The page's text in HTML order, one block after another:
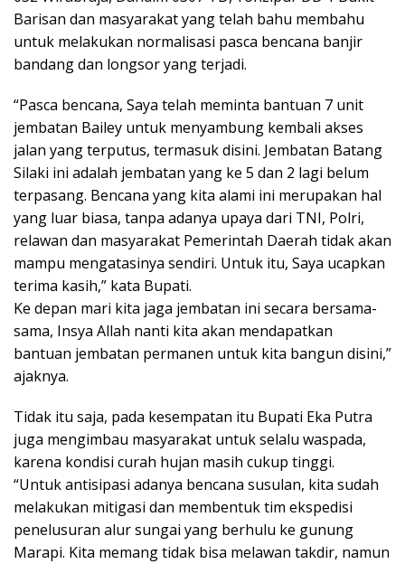
Barisan dan masyarakat yang telah bahu membahu
untuk melakukan normalisasi pasca bencana banjir
bandang dan longsor yang terjadi.
“Pasca bencana, Saya telah meminta bantuan 7 unit
jembatan Bailey untuk menyambung kembali akses
jalan yang terputus, termasuk disini. Jembatan Batang
Silaki ini adalah jembatan yang ke 5 dan 2 lagi belum
terpasang. Bencana yang kita alami ini merupakan hal
yang luar biasa, tanpa adanya upaya dari TNI, Polri,
relawan dan masyarakat Pemerintah Daerah tidak akan
mampu mengatasinya sendiri. Untuk itu, Saya ucapkan
terima kasih,” kata Bupati.
Ke depan mari kita jaga jembatan ini secara bersama-
sama, Insya Allah nanti kita akan mendapatkan
bantuan jembatan permanen untuk kita bangun disini,”
ajaknya.
Tidak itu saja, pada kesempatan itu Bupati Eka Putra
juga mengimbau masyarakat untuk selalu waspada,
karena kondisi curah hujan masih cukup tinggi.
“Untuk antisipasi adanya bencana susulan, kita sudah
melakukan mitigasi dan membentuk tim ekspedisi
penelusuran alur sungai yang berhulu ke gunung
Marapi. Kita memang tidak bisa melawan takdir, namun